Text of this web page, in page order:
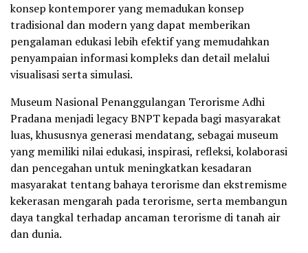
konsep kontemporer yang memadukan konsep
tradisional dan modern yang dapat memberikan
pengalaman edukasi lebih efektif yang memudahkan
penyampaian informasi kompleks dan detail melalui
visualisasi serta simulasi.
Museum Nasional Penanggulangan Terorisme Adhi
Pradana menjadi legacy BNPT kepada bagi masyarakat
luas, khususnya generasi mendatang, sebagai museum
yang memiliki nilai edukasi, inspirasi, refleksi, kolaborasi
dan pencegahan untuk meningkatkan kesadaran
masyarakat tentang bahaya terorisme dan ekstremisme
kekerasan mengarah pada terorisme, serta membangun
daya tangkal terhadap ancaman terorisme di tanah air
dan dunia.